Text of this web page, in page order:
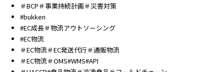
＃BCP＃事業持続計画＃災害対策
#bukken
#EC成長＃物流アウトソーシング
#EC物流
＃EC物流＃EC発送代行＃通販物流
＃EC物流＃OMS#WMS#API